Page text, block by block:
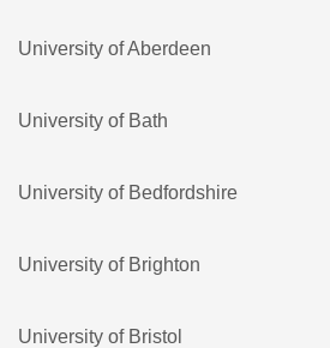
University of Aberdeen
University of Bath
University of Bedfordshire
University of Brighton
University of Bristol